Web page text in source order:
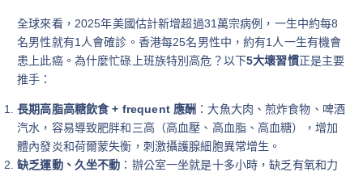
全球來看，2025年美國估計新增超過31萬宗病例，一生中約每8
名男性就有1人會確診。香港每25名男性中，約有1人一生有機會
患上此癌。為什麼忙碌上班族特別高危？以下5大壞習慣正是主要
推手：
長期高脂高糖飲食 + frequent 應酬 ：大魚大肉、煎炸食物、啤酒
汽水，容易導致肥胖和三高（高血壓、高血脂、高血糖），增加
體內發炎和荷爾蒙失衡，刺激攝護腺細胞異常增生。
缺乏運動、久坐不動 ：辦公室一坐就是十多小時，缺乏有氧和力